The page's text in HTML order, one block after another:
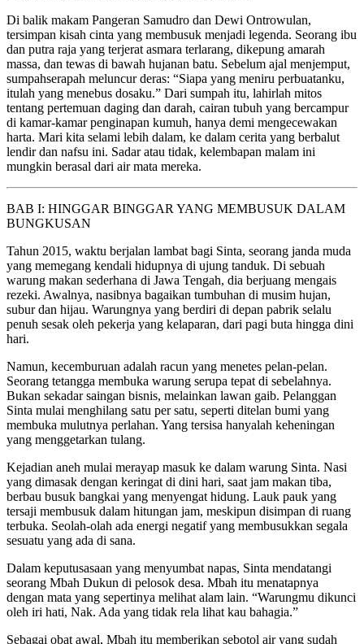
Di balik makam Pangeran Samudro dan Dewi Ontrowulan,
tersimpan kisah cinta yang membusuk menjadi legenda. Seorang ibu
dan putra raja yang terjerat asmara terlarang, dikepung amarah
massa, dan tewas di bawah hujanan batu. Sebelum ajal menjemput,
sumpahserapah meluncur deras: “Siapa yang meniru perbuatanku,
itulah yang menebus dosaku.” Dari sumpah itu, lahirlah mitos
tentang pertemuan daging dan darah, cairan tubuh yang bercampur
di kamar-kamar penginapan kumuh, hanya demi mengecewakan
harta. Mari kita selami lebih dalam, ke dalam cerita yang berbalut
lendir dan nafsu ini. Sadar atau tidak, kelembapan malam ini
mungkin berasal dari air mata mereka.
BAB I: HINGGAR BINGGAR YANG MEMBUSUK DALAM
BUNGKUSAN
Tahun 2015, waktu berjalan lambat bagi Sinta, seorang janda muda
yang memegang kendali hidupnya di ujung tanduk. Di sebuah
warung makan sederhana di Jawa Tengah, dia berjuang mengais
rezeki. Awalnya, nasibnya bagaikan tumbuhan di musim hujan,
subur dan hijau. Warungnya yang berdiri di depan pabrik selalu
penuh sesak oleh pekerja yang kelaparan, dari pagi buta hingga dini
hari.
Namun, kecemburuan adalah racun yang menetes pelan-pelan.
Seorang tetangga membuka warung serupa tepat di sebelahnya.
Bukan sekadar saingan bisnis, melainkan lawan gaib. Pelanggan
Sinta mulai menghilang satu per satu, seperti ditelan bumi yang
membuka mulutnya perlahan. Yang tersisa hanyalah keheningan
yang menggetarkan tulang.
Kejadian aneh mulai merayap masuk ke dalam warung Sinta. Nasi
yang dimasak dengan keringat di dini hari, saat jam makan tiba,
berbau busuk bangkai yang menyengat hidung. Lauk pauk yang
tersaji membusuk dalam hitungan jam, meskipun disimpan di ruang
terbuka. Seolah-olah ada energi negatif yang membusukkan segala
sesuatu yang ada di sana.
Dalam keputusasaan yang menyumbat napas, Sinta mendatangi
seorang Mbah Dukun di pelosok desa. Mbah itu menatapnya
dengan mata yang sepertinya melihat alam lain. “Warungmu dikunci
oleh iri hati, Nak. Ada yang tidak rela lihat kau bahagia.”
Sebagai obat awal, Mbah itu memberikan sebotol air yang sudah